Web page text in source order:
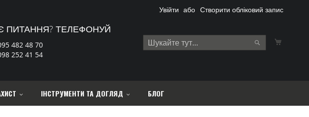
Увійти Створити обліковий запис
Search
ПИТАННЯ? ТЕЛЕФОНУЙ
482 48 70
252 41 54
ІНСТРУМЕНТИ ТА ДОГЛЯД БЛОГ